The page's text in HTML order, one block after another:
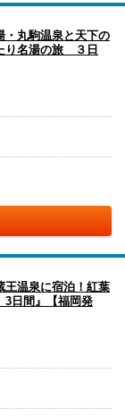
・丸駒温泉と天下の
り名湯の旅 ３日
王温泉に宿泊！紅葉
日間』【福岡発